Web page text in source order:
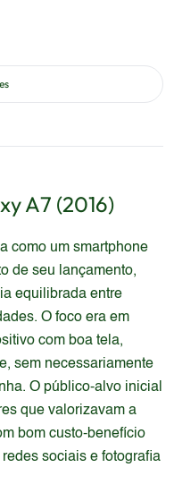
A7 (2016)
como um smartphone
de seu lançamento,
equilibrada entre
O foco era em
com boa tela,
sem necessariamente
O público-alvo inicial
que valorizavam a
bom custo-benefício
sociais e fotografia